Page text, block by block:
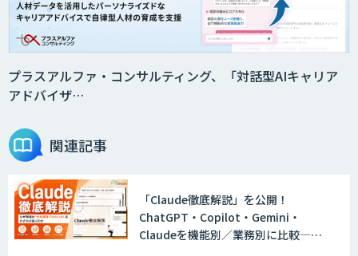
プラスアルファ・コンサルティング、「対話型AIキャリア
アドバイザ…
関連記事
「Claude徹底解説」を公開！
ChatGPT・Copilot・Gemini・
Claudeを機能別／業務別に比較―自